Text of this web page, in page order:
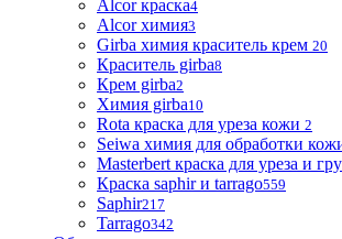
Alcor краска4
Alcor химия3
Girba химия краситель крем 20
Краситель girba8
Крем girba2
Химия girba10
Rota краска для уреза кожи 2
Seiwa химия для обработки
Masterbert краска для уреза и
Краска saphir и tarrago559
Saphir217
Tarrago342